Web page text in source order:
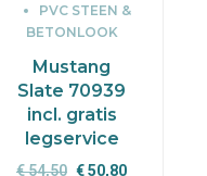
PVC STEEN &
BETONLOOK
Mustang
Slate 70939
incl. gratis
legservice
€54,50 Oorspronkelijke
€50,80Huidige